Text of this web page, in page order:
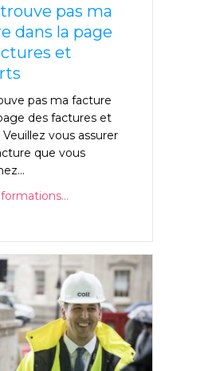
pas ma
dans la page
et
pas ma facture
des factures et
vous assurer
que vous